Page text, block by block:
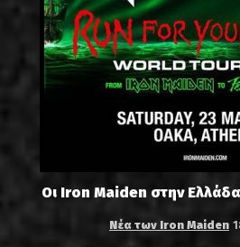
Οι Iron Maiden στην
Νέα των Iron Maiden